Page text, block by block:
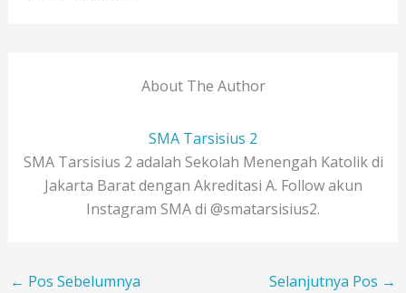
About The Author
SMA Tarsisius 2
SMA Tarsisius 2 adalah Sekolah Menengah Katolik di
Jakarta Barat dengan Akreditasi A. Follow akun
Instagram SMA di @smatarsisius2.
← Pos Sebelumnya Selanjutnya Pos →